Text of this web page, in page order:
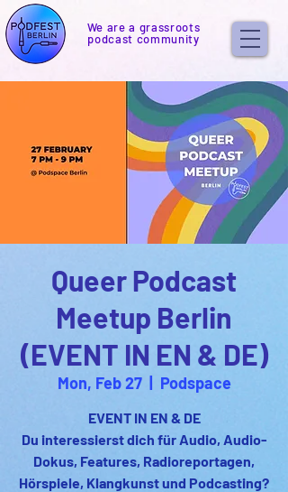
We are a grassroots
podcast community
Queer Podcast
Meetup Berlin
(EVENT IN EN & DE)
Mon, Feb 27
  |
Podspace
EVENT IN EN & DE
Du interessierst dich für Audio, Audio-
Dokus, Features, Radioreportagen,
Hörspiele, Klangkunst und Podcasting?